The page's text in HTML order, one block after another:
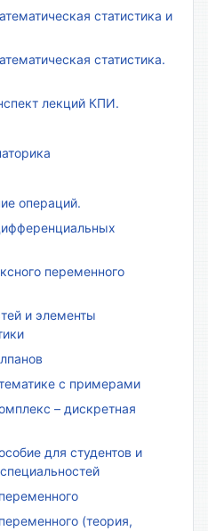
статистика и
статистика.
лекций КПИ.
операций.
переменного
и элементы
с примерами
– дискретная
для студентов и
(теория,